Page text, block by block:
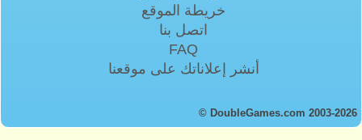
خريطة الموقع
اتصل بنا
FAQ
أنشر إعلاناتك على موقعنا
© DoubleGames.com 2003-2026